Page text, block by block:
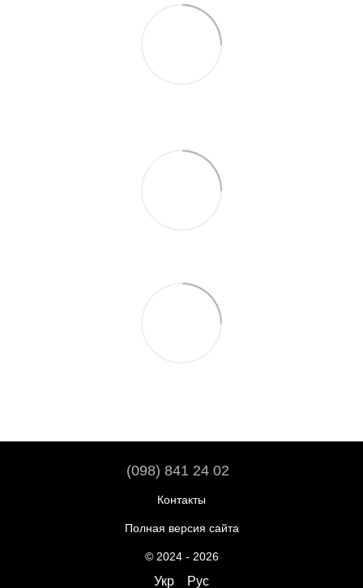
(098) 841 24 02
Контакты
Полная версия сайта
© 2024 - 2026
Укр Рус